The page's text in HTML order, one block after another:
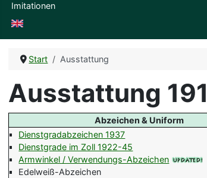
Imitationen
English
Start Ausstattung
Ausstattung
Abzeichen & Uniform
Dienstgradabzeichen 1937
Dienstgrade im Zoll 1922-45
Armwinkel / Verwendungs-Abzeichen
Edelweiß-Abzeichen